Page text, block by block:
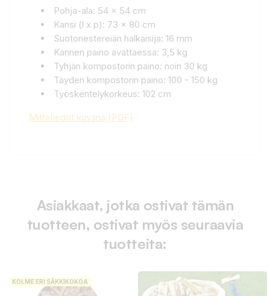
Pohja-ala: 54 x 54 cm
Kansi (l x p): 73 x 80 cm
Suotonestereiän halkaisija: 16 mm
Kannen paino avattaessa: 3,5 kg
Tyhjän kompostorin paino: noin 30 kg
Täyden kompostorin paino: 100 - 150 kg
Työskentelykorkeus: 102 cm
Mittatiedot kuvana (PDF)
Asiakkaat, jotka ostivat tämän
tuotteen, ostivat myös seuraavia
tuotteita:
KOLME ERI SÄKKIKOKOA